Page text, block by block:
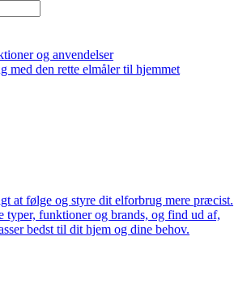
og anvendelser
med den rette elmåler til hjemmet
at følge og styre dit elforbrug mere præcist.
typer, funktioner og brands, og find ud af,
bedst til dit hjem og dine behov.